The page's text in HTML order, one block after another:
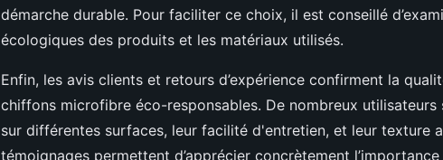
démarche durable. Pour faciliter ce choix, il est conseillé
écologiques des produits et les matériaux utilisés.
Enfin, les avis clients et retours d’expérience confirment la
chiffons microfibre éco-responsables. De nombreux
sur différentes surfaces, leur facilité d'entretien, et leur texture
témoignages permettent d’apprécier concrètement